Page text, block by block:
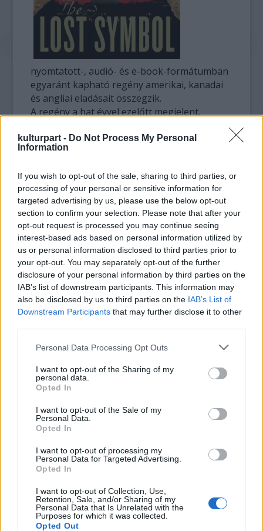
kulturpart - Do Not Process My Personal
Information
If you wish to opt-out of the sale, sharing to third parties, or
processing of your personal or sensitive information for
targeted advertising by us, please use the below opt-out
section to confirm your selection. Please note that after your
opt-out request is processed you may continue seeing
interest-based ads based on personal information utilized by
us or personal information disclosed to third parties prior to
your opt-out. You may separately opt-out of the further
disclosure of your personal information by third parties on the
IAB’s list of downstream participants. This information may
also be disclosed by us to third parties on the IAB’s List of
Downstream Participants that may further disclose it to other
Please note that this website/app uses one or more Google
not limited to your visit or usage behaviour. You may click to
grant or deny consent to Google and its third-party tags to
use your data for below specified purposes in below Google
consent section.
Personal Data Processing Opt Outs
I want to opt-out of the Sharing of my
personal data.
Opted In
I want to opt-out of the Sale of my
Personal Data.
Opted In
I want to opt-out of processing my
Personal Data for Targeted Advertising.
Opted In
I want to opt-out of Collection, Use,
Retention, Sale, and/or Sharing of my
Personal Data that Is Unrelated with the
Purposes for which it was collected.
Opted Out
nyomtatott-, audió- és e-book-formátumban
egyaránt kapható regény amerikai, kanadai
és angliai eladásait összegzik.
A regény a hat évvel ezelőtt megjelent,
elfogyott A Da Vinci-kód folytatása. Kiadója -
s a recesszió miatt aggódó könyvpiac minden
szeptember 15-i bemutatkozása elé. Ám
miután már forgalomba kerülése első napján
elérte az egymilliós eladott példányszámot, a
kedélyek kissé megnyugodtak.
A nagy érdeklődésre való tekintettel az
eredetileg ötmilliós első kiadást azóta
további hatszázezer kötettel toldották meg.
A szimbólumkutató Robert Langdon
professzor legújabb kalandjai Washingtonba
vezetik az olvasót, a mű szabadkőművesek
körüli cselekménye mindössze 12 órát ölel fel.
A mű magyar kiadása a GABO-kiadónál
készül, a megjelenés dátuma még nem
ismert.
Irodalom Szórakoztató irodalom Rejtélyek